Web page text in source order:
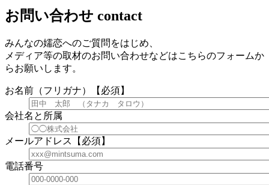
お問い合わせ contact
みんなの嬬恋へのご質問をはじめ、
メディア等の取材のお問い合わせなどはこちらのフォームか
らお願いします。
お名前（フリガナ）【必須】
会社名と所属
メールアドレス【必須】
電話番号